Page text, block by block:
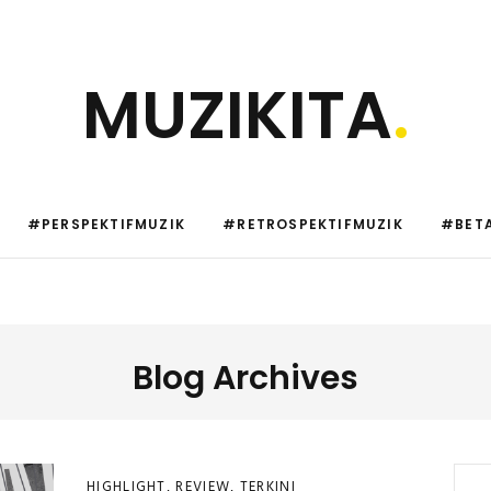
MUZIKITA.
#PERSPEKTIFMUZIK #RETROSPEKTIFMUZIK
Blog Archives